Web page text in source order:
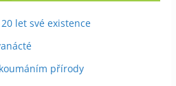
let své existence
přírody